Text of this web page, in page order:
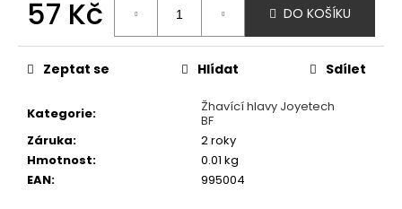
57 Kč
cena:
DO KOŠÍKU
Kategorie:
Žhavící hlavy Joyetech
BF
Záruka:
2 roky
Hmotnost:
0.01 kg
EAN: 995004
Zeptat se Hlídat Sdílet
u
j
e
e
PEEGEE
DESERT
SHIP